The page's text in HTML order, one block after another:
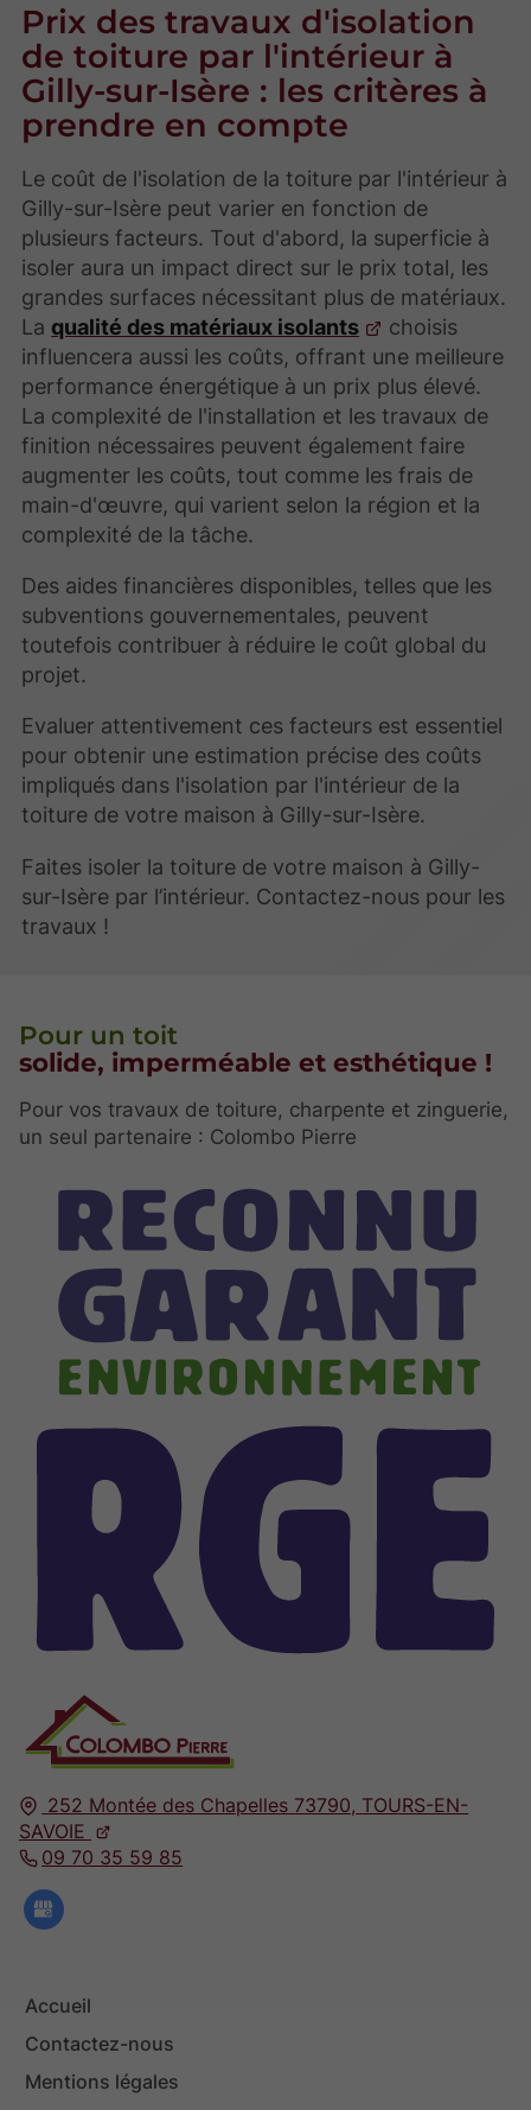
Prix des travaux d'isolation
de toiture par l'intérieur à
Gilly-sur-Isère : les critères à
prendre en compte
Le coût de l'isolation de la toiture par l'intérieur à
Gilly-sur-Isère peut varier en fonction de
plusieurs facteurs. Tout d'abord, la superficie à
isoler aura un impact direct sur le prix total, les
grandes surfaces nécessitant plus de matériaux.
La qualité des matériaux isolants
choisis
influencera aussi les coûts, offrant une meilleure
performance énergétique à un prix plus élevé.
La complexité de l'installation et les travaux de
finition nécessaires peuvent également faire
augmenter les coûts, tout comme les frais de
main-d'œuvre, qui varient selon la région et la
complexité de la tâche.
Des aides financières disponibles, telles que les
subventions gouvernementales, peuvent
toutefois contribuer à réduire le coût global du
projet.
Evaluer attentivement ces facteurs est essentiel
pour obtenir une estimation précise des coûts
impliqués dans l'isolation par l'intérieur de la
toiture de votre maison à Gilly-sur-Isère.
Faites isoler la toiture de votre maison à Gilly-
sur-Isère par l’intérieur. Contactez-nous pour les
travaux !
252 Montée des Chapelles 73790, TOURS-EN-
SAVOIE
09 70 35 59 85
Accueil
Contactez-nous
Mentions légales
Pour un toit
solide, imperméable et esthétique !
Pour vos travaux de toiture, charpente et zinguerie,
un seul partenaire : Colombo Pierre